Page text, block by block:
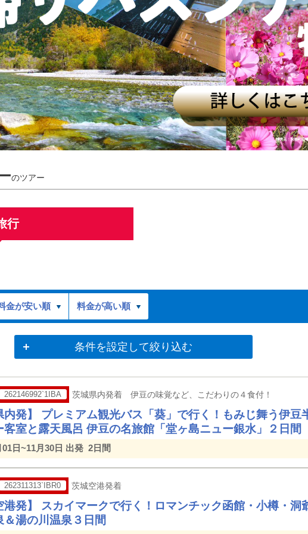
のツアー
行
金が安い順 料金が高い順
条件を設定して絞り込む
262146992`1IBA 茨城県内発着 伊豆の味覚など、こだわりの４食付！
内発】 プレミアム観光バス「葵」で行く！もみじ舞う伊豆
客室と露天風呂 伊豆の名旅館「堂ヶ島ニュー銀水」２日間
01日~11月30日 出発 2日間
262311313`IBR0 茨城空港発着
港発】 スカイマークで行く！ロマンチック函館・小樽・洞
＆湯の川温泉３日間